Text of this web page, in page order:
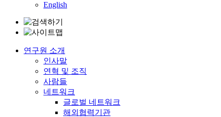
English
연구원 소개
인사말
연혁 및 조직
사람들
네트워크
글로벌 네트워크
해외협력기관